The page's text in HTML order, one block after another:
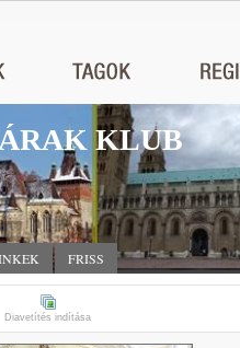
KLUB
FRISS
Diavetítés indítása